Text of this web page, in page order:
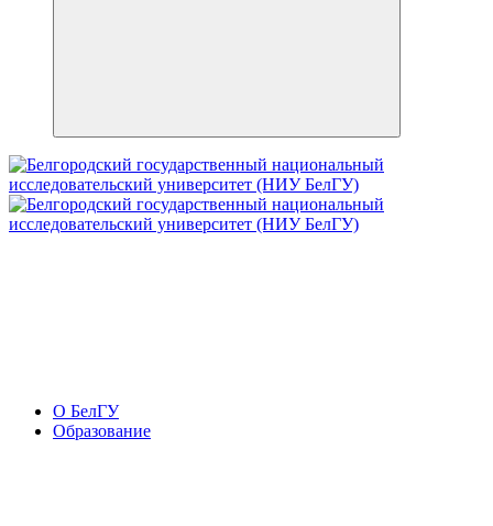
О БелГУ
Образование